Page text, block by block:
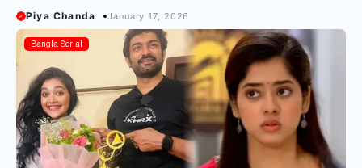
Piya Chanda January 17, 2026
Bangla Serial